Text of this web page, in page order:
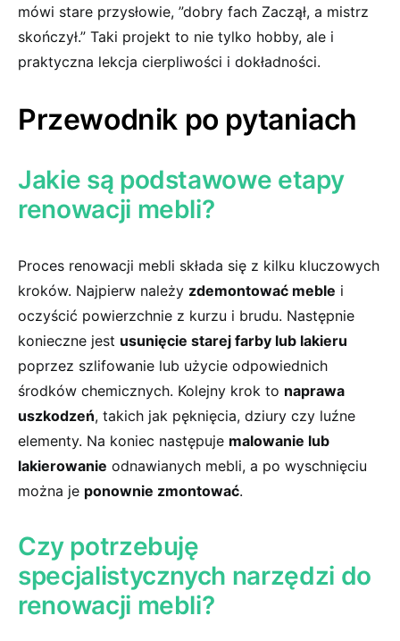
mówi stare przysłowie, ​”dobry fach ​Zaczął, a mistrz
skończył.” Taki ⁤projekt to nie tylko hobby, ale i
praktyczna lekcja cierpliwości i dokładności.
Przewodnik po pytaniach
Jakie są podstawowe etapy
renowacji mebli?
Proces renowacji mebli składa się z​ kilku kluczowych
‌kroków. Najpierw należy‌ zdemontować meble i
oczyścić powierzchnie⁤ z kurzu​ i brudu. Następnie
konieczne ⁢jest usunięcie starej farby lub lakieru
poprzez szlifowanie lub użycie odpowiednich
środków chemicznych. Kolejny ⁣krok to naprawa
⁣uszkodzeń, takich ⁣jak pęknięcia, dziury ⁢czy ‍luźne
‌elementy. Na koniec następuje malowanie lub
lakierowanie odnawianych mebli, a po wyschnięciu​
można je⁢ ponownie zmontować.
Czy⁢ potrzebuję
specjalistycznych narzędzi do
renowacji mebli?